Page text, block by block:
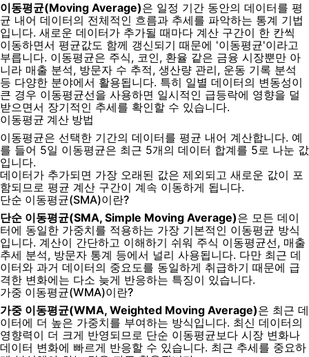
이동평균(Moving Average)은 일정 기간 동안의 데이터를 평
균 내어 데이터의 전체적인 흐름과 추세를 파악하는 통계 기법
입니다. 새로운 데이터가 추가될 때마다 계산 구간이 한 칸씩
이동하면서 평균값도 함께 갱신되기 때문에 '이동평균'이라고
부릅니다. 이동평균은 주식, 코인, 환율 같은 금융 시장뿐만 아
니라 매출 분석, 방문자 수 추적, 생산량 관리, 운동 기록 분석
등 다양한 분야에서 활용됩니다. 특히 일별 데이터의 변동성이
큰 경우 이동평균선을 사용하면 일시적인 급등락에 영향을 덜
받으면서 장기적인 추세를 확인할 수 있습니다.
이동평균 계산 방법
이동평균은 선택한 기간의 데이터를 평균 내어 계산합니다. 예
를 들어 5일 이동평균은 최근 5개의 데이터 합계를 5로 나눈 값
입니다.
데이터가 추가되면 가장 오래된 값은 제외되고 새로운 값이 포
함되므로 평균 계산 구간이 계속 이동하게 됩니다.
단순 이동평균(SMA)이란?
단순 이동평균(SMA, Simple Moving Average)은 모든 데이
터에 동일한 가중치를 적용하는 가장 기본적인 이동평균 방식
입니다. 계산이 간단하고 이해하기 쉬워 주식 이동평균선, 매출
추세 분석, 방문자 통계 등에서 널리 사용됩니다. 다만 최근 데
이터와 과거 데이터의 중요도를 동일하게 취급하기 때문에 급
격한 변화에는 다소 늦게 반응하는 특징이 있습니다.
가중 이동평균(WMA)이란?
가중 이동평균(WMA, Weighted Moving Average)은 최근 데
이터에 더 높은 가중치를 부여하는 방식입니다. 최신 데이터의
영향력이 더 크게 반영되므로 단순 이동평균보다 시장 변화나
데이터 변화에 빠르게 반응할 수 있습니다. 최근 추세를 중요하